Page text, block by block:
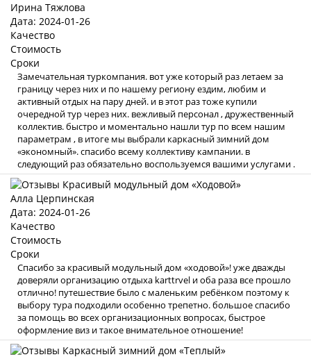
Ирина Тяжлова
Дата: 2024-01-26
Качество
Стоимость
Сроки
Замечательная туркомпания. вот уже который раз летаем за
границу через них и по нашему региону ездим, любим и
активный отдых на пару дней. и в этот раз тоже купили
очередной тур через них. вежливый персонал , дружественный
коллектив. быстро и моментально нашли тур по всем нашим
параметрам , в итоге мы выбрали каркасный зимний дом
«экономный». спасибо всему коллективу кампании. в
следующий раз обязательно воспользуемся вашими услугами .
Алла Церпинская
Дата: 2024-01-26
Качество
Стоимость
Сроки
Спасибо за красивый модульный дом «ходовой»! уже дважды
доверяли организацию отдыха karttrvel и оба раза все прошло
отлично! путешествие было с маленьким ребёнком поэтому к
выбору тура подходили особенно трепетно. большое спасибо
за помощь во всех организационных вопросах, быстрое
оформление виз и такое внимательное отношение!